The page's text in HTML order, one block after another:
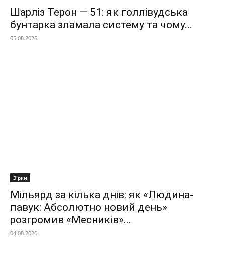
Шарліз Терон — 51: як голлівудська
бунтарка зламала систему та чому...
05.08.2026
Зірки
Мільярд за кілька днів: як «Людина-
павук: Абсолютно новий день»
розгромив «Месників»...
04.08.2026